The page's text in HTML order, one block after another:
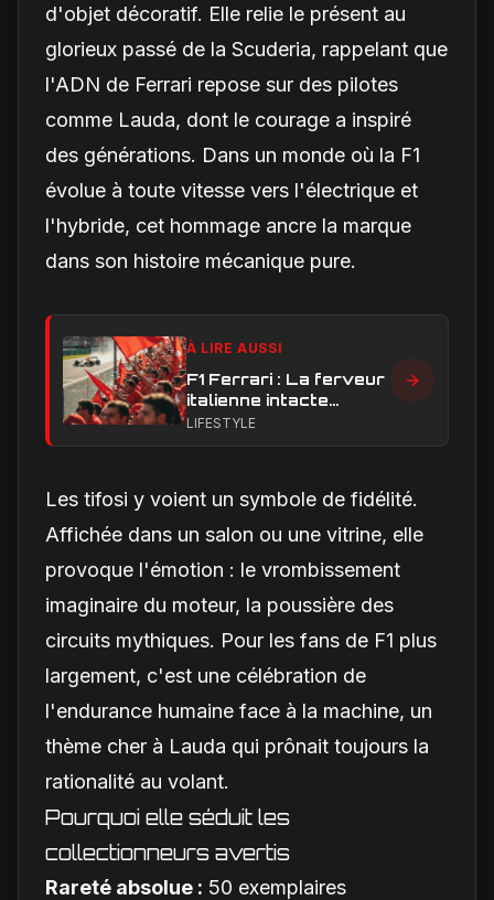
d'objet décoratif. Elle relie le présent au
glorieux passé de la Scuderia, rappelant que
l'ADN de Ferrari repose sur des pilotes
comme Lauda, dont le courage a inspiré
des générations. Dans un monde où la F1
évolue à toute vitesse vers l'électrique et
l'hybride, cet hommage ancre la marque
dans son histoire mécanique pure.
À LIRE AUSSI
F1 Ferrari : La ferveur
italienne intacte
malgré les triomphes
LIFESTYLE
Les tifosi y voient un symbole de fidélité.
Affichée dans un salon ou une vitrine, elle
provoque l'émotion : le vrombissement
imaginaire du moteur, la poussière des
circuits mythiques. Pour les fans de F1 plus
largement, c'est une célébration de
l'endurance humaine face à la machine, un
thème cher à Lauda qui prônait toujours la
rationalité au volant.
Pourquoi elle séduit les
collectionneurs avertis
Rareté absolue : 50 exemplaires